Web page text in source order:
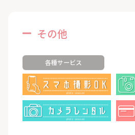
その他
各種サービス